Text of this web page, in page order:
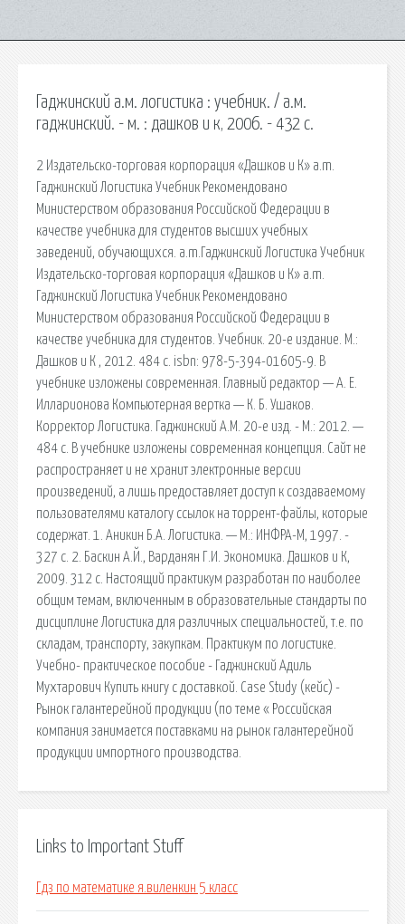
Гаджинский а.м. логистика : учебник. / а.м.
гаджинский. - м. : дашков и к, 2006. - 432 с.
2 Издательско-торговая корпорация «Дашков и К» a.m.
Гаджинский Логистика Учебник Рекомендовано
Министерством образования Российской Федерации в
качестве учебника для студентов высших учебных
заведений, обучающихся. a.m.Гаджинский Логистика Учебник
Издательско-торговая корпорация «Дашков и К» a.m.
Гаджинский Логистика Учебник Рекомендовано
Министерством образования Российской Федерации в
качестве учебника для студентов. Учебник. 20-е издание. М.:
Дашков и К , 2012. 484 с. isbn: 978-5-394-01605-9. В
учебнике изложены современная. Главный редактор — А. Е.
Илларионова Компьютерная вертка — К. Б. Ушаков.
Корректор Логистика. Гаджинский А.М. 20-е изд. - М.: 2012. —
484 с. В учебнике изложены современная концепция. Сайт не
распространяет и не хранит электронные версии
произведений, а лишь предоставляет доступ к создаваемому
пользователями каталогу ссылок на торрент-файлы, которые
содержат. 1. Аникин Б.А. Логистика. — М.: ИНФРА-М, 1997. -
327 с. 2. Баскин А.Й., Варданян Г.И. Экономика. Дашков и К,
2009. 312 с. Настоящий практикум разработан по наиболее
общим темам, включенным в образовательные стандарты по
дисциплине Логистика для различных специальностей, т.е. по
складам, транспорту, закупкам. Практикум по логистике.
Учебно- практическое пособие - Гаджинский Адиль
Мухтарович Купить книгу с доставкой. Case Study (кейс) -
Рынок галантерейной продукции (по теме « Российская
компания занимается поставками на рынок галантерейной
продукции импортного производства.
Links to Important Stuff
Гдз по математике я.виленкин 5 класс